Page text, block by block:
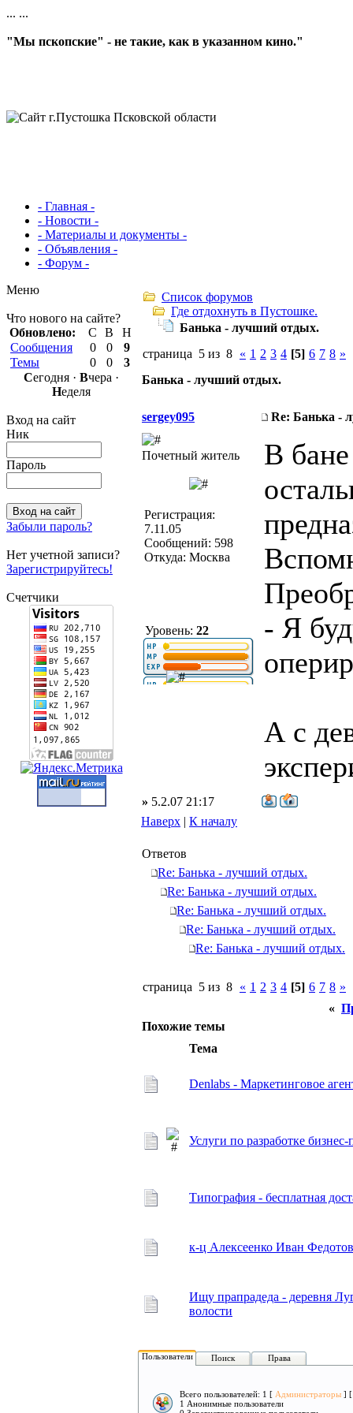
... ...
"Мы пскопские" - не такие, как в указанном кино."
- Главная -
- Новости -
- Материалы и документы -
- Объявления -
- Форум -
Меню
Что нового на сайте?
Обновлено:
С В
Н
Сообщения
0 0
9
Темы
0 0
3
Сегодня · Вчера ·
Неделя
Вход на сайт
Ник
Пароль
Забыли пароль?
Нет учетной записи?
Зарегистрируйтесь!
Счетчики
Список форумов
Где отдохнуть в Пустошке.
Банька - лучший отдых.
страница 5 из 8 « 1 2 3 4 [5] 6 7 8 »
Банька - лучший отдых.
sergey095 Re: Банька -
Почетный житель
Регистрация:
7.11.05
Сообщений: 598
Откуда: Москва
Уровень: 22
В
- Я
А с
» 5.2.07 21:17
Наверх | К началу
Ответов
Re: Банька - лучший отдых.
Re: Банька - лучший отдых.
Re: Банька - лучший отдых.
Re: Банька - лучший отдых.
Re: Банька - лучший отдых.
страница 5 из 8 « 1 2 3 4 [5] 6 7 8 »
«
Похожие темы
Тема
Denlabs - Маркетинговое
Услуги по разработке
Типография - бесплатная
к-ц Алексеенко Иван
Ищу прапрадеда - деревня
волости
Пользователи Поиск Права
Всего пользователей: 1 [ Администраторы ]
1 Анонимные пользователи